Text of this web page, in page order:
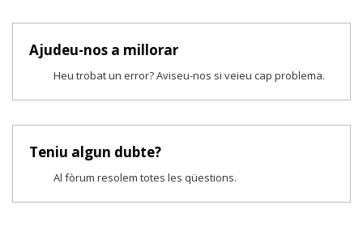
Ajudeu-nos a millorar
Heu trobat un error? Aviseu-nos si veieu cap problema.
Teniu algun dubte?
Al fòrum resolem totes les qüestions.